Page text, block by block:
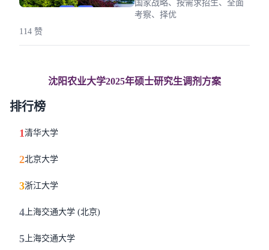
国家战略、按需求招生、全面
考察、择优
114 赞
沈阳农业大学2025年硕士研究生调剂方案
排行榜
1清华大学
2北京大学
3浙江大学
4 上海交通大学 (北京)
5 上海交通大学